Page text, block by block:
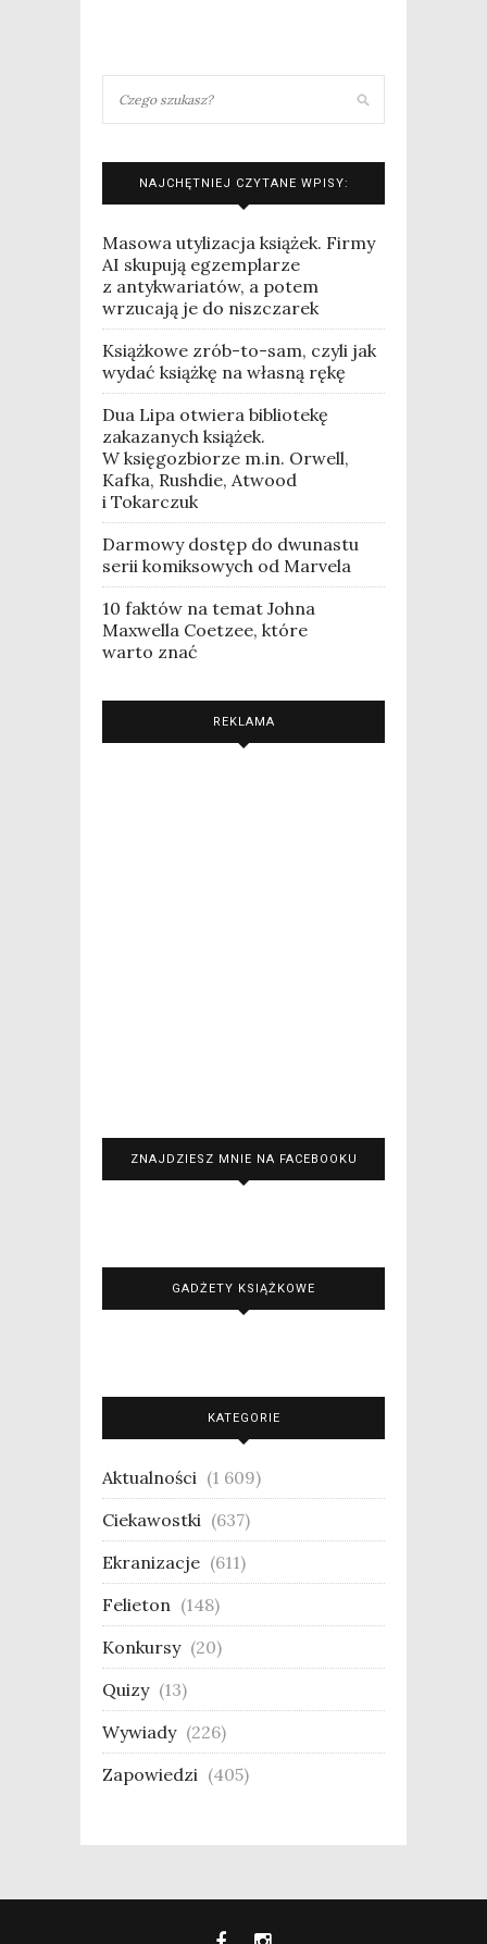
NAJCHĘTNIEJ CZYTANE WPISY:
Masowa utylizacja książek. Firmy
AI skupują egzemplarze
z antykwariatów, a potem
wrzucają je do niszczarek
Książkowe zrób-to-sam, czyli jak
wydać książkę na własną rękę
Dua Lipa otwiera bibliotekę
zakazanych książek.
W księgozbiorze m.in. Orwell,
Kafka, Rushdie, Atwood
i Tokarczuk
Darmowy dostęp do dwunastu
serii komiksowych od Marvela
10 faktów na temat Johna
Maxwella Coetzee, które
warto znać
REKLAMA
ZNAJDZIESZ MNIE NA FACEBOOKU
GADŻETY KSIĄŻKOWE
KATEGORIE
Aktualności (1 609)
Ciekawostki (637)
Ekranizacje (611)
Felieton (148)
Konkursy (20)
Quizy (13)
Wywiady (226)
Zapowiedzi (405)